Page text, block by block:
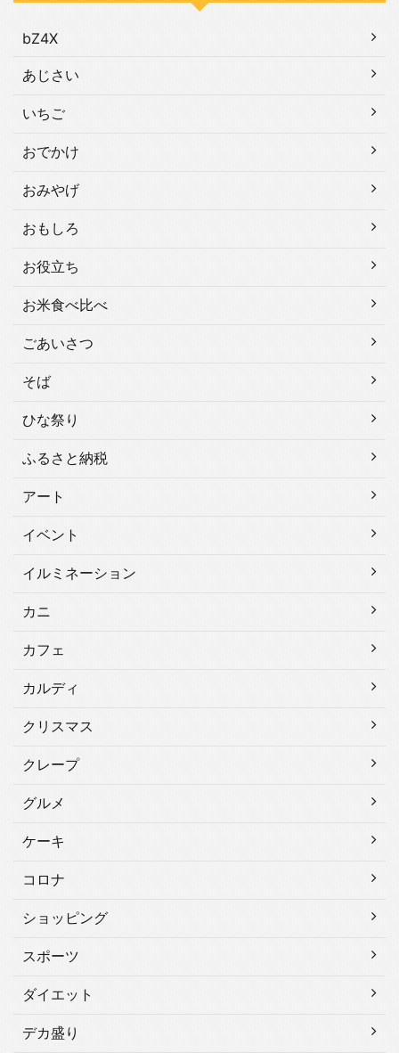
bZ4X
あじさい
いちご
おでかけ
おみやげ
おもしろ
お役立ち
お米食べ比べ
ごあいさつ
そば
ひな祭り
ふるさと納税
アート
イベント
イルミネーション
カニ
カフェ
カルディ
クリスマス
クレープ
グルメ
ケーキ
コロナ
ショッピング
スポーツ
ダイエット
デカ盛り